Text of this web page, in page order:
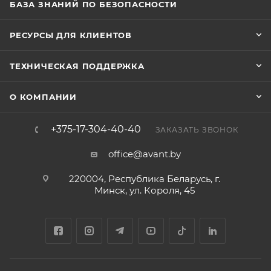
БАЗА ЗНАНИЙ ПО БЕЗОПАСНОСТИ
РЕСУРСЫ ДЛЯ КЛИЕНТОВ
ТЕХНИЧЕСКАЯ ПОДДЕРЖКА
О КОМПАНИИ
+375-17-304-40-40 ЗАКАЗАТЬ ЗВОНОК
office@avant.by
220004, Республика Беларусь, г.
Минск, ул. Короля, 45